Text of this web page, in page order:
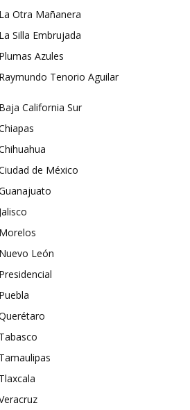
La Otra Mañanera
La Silla Embrujada
Plumas Azules
Raymundo Tenorio Aguilar
Baja California Sur
de México
Jalisco
Morelos
Nuevo León
Presidencial
Puebla
Tabasco
Tamaulipas
Tlaxcala